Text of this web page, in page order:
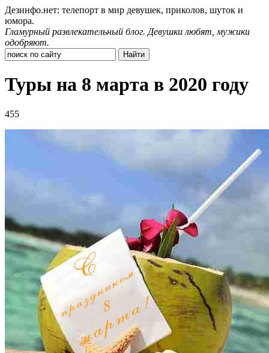
Дезинфо.нет: телепорт в мир девушек, приколов, шуток и
юмора.
Гламурный развлекательный блог. Девушки любят, мужики
одобряют.
Туры на 8 марта в 2020 году
455